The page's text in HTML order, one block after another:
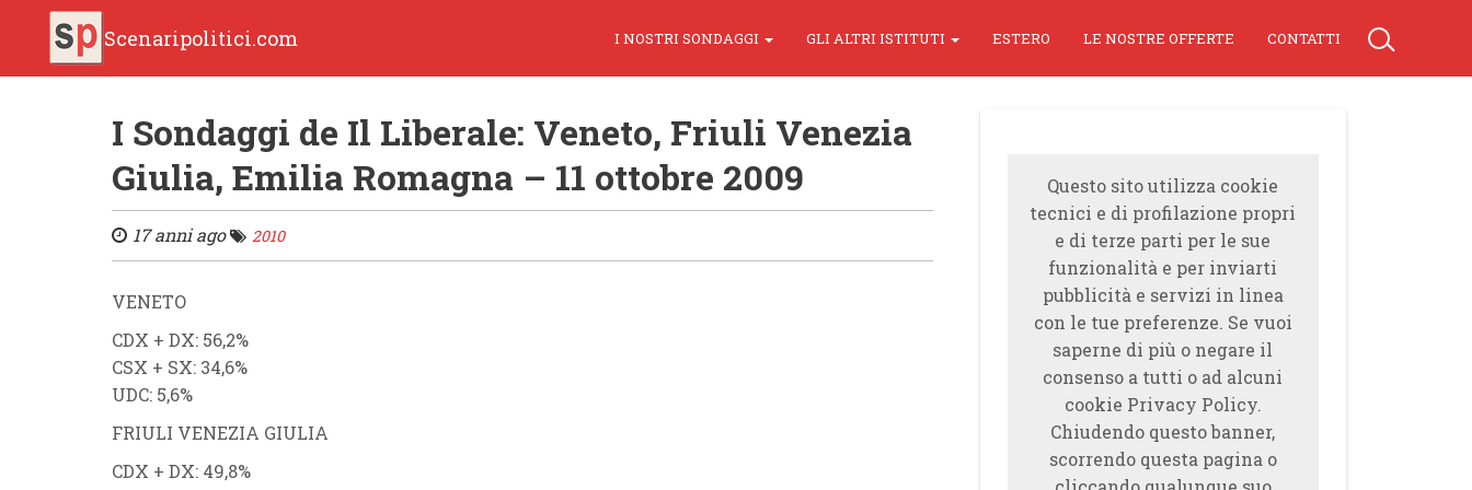
Scenaripolitici.com I NOSTRI SONDAGGI GLI ALTRI ISTITUTI ESTERO LE NOSTRE OFFERTE CONTATTI
I Sondaggi de Il Liberale: Veneto, Friuli Venezia
Giulia, Emilia Romagna – 11 ottobre 2009
17 anni ago 2010
VENETO
CDX + DX: 56,2%
CSX + SX: 34,6%
UDC: 5,6%
FRIULI VENEZIA GIULIA
CDX + DX: 49,8%
Questo sito utilizza cookie
tecnici e di profilazione propri
e di terze parti per le sue
funzionalità e per inviarti
pubblicità e servizi in linea
con le tue preferenze. Se vuoi
saperne di più o negare il
consenso a tutti o ad alcuni
cookie Privacy Policy.
Chiudendo questo banner,
scorrendo questa pagina o